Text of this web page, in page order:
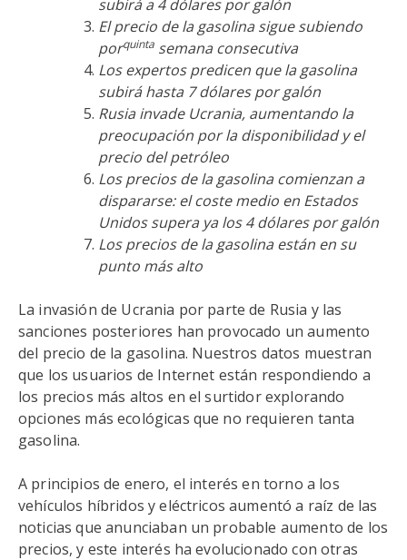
subirá a 4 dólares por galón
El precio de la gasolina sigue subiendo
porquinta semana consecutiva
Los expertos predicen que la gasolina
subirá hasta 7 dólares por galón
Rusia invade Ucrania, aumentando la
preocupación por la disponibilidad y el
precio del petróleo
Los precios de la gasolina comienzan a
dispararse: el coste medio en Estados
Unidos supera ya los 4 dólares por galón
Los precios de la gasolina están en su
punto más alto
La invasión de Ucrania por parte de Rusia y las
sanciones posteriores han provocado un aumento
del precio de la gasolina. Nuestros datos muestran
que los usuarios de Internet están respondiendo a
los precios más altos en el surtidor explorando
opciones más ecológicas que no requieren tanta
gasolina.
A principios de enero, el interés en torno a los
vehículos híbridos y eléctricos aumentó a raíz de las
noticias que anunciaban un probable aumento de los
precios, y este interés ha evolucionado con otras